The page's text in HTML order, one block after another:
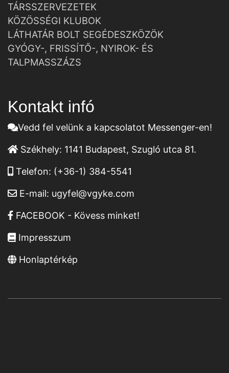
TÁRSSZERVEZETEK
KÖZÖSSÉGI KLUBOK
LÁTHATÁR BOLT SEGÉDESZKÖZÖK
GYÓGY-, FRISSÍTŐ-, NYIROK- ÉS
TALPMASSZÁZS
Kontakt infó
Vedd fel velünk a kapcsolatot Messenger-en!
Székhely: 1141 Budapest, Szugló utca 81.
Telefon: (+36-1) 384-5541
E-mail: ugyfel@vgyke.com
FACEBOOK - Kövess minket!
Impresszum
Honlaptérkép